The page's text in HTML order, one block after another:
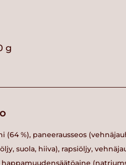
g
(64 %), paneerausseos
suola, hiiva), rapsiöljy,
happamuudensäätöaine